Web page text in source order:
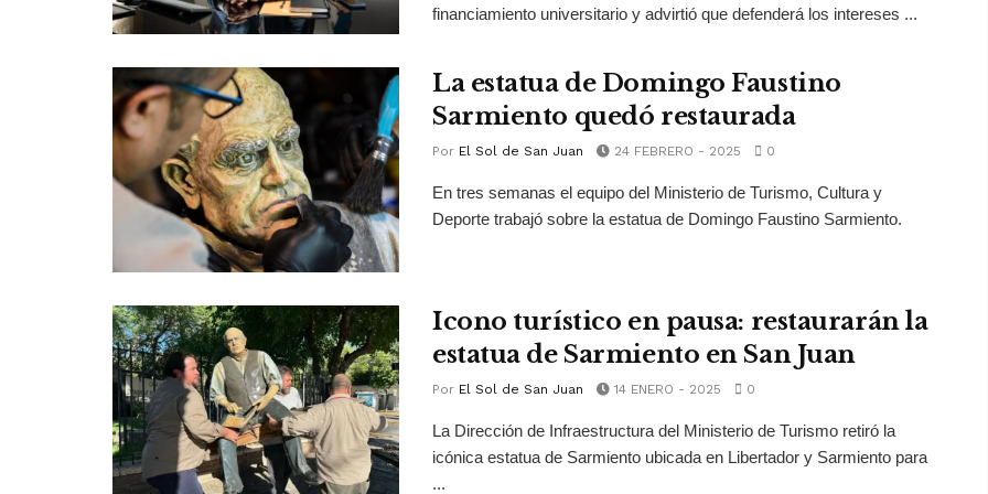
financiamiento universitario y advirtió que defenderá los intereses ...
La estatua de Domingo Faustino
Sarmiento quedó restaurada
Por El Sol de San Juan 24 FEBRERO - 2025 0
En tres semanas el equipo del Ministerio de Turismo, Cultura y
Deporte trabajó sobre la estatua de Domingo Faustino Sarmiento.
Icono turístico en pausa: restaurarán la
estatua de Sarmiento en San Juan
Por El Sol de San Juan 14 ENERO - 2025 0
La Dirección de Infraestructura del Ministerio de Turismo retiró la
icónica estatua de Sarmiento ubicada en Libertador y Sarmiento para
...